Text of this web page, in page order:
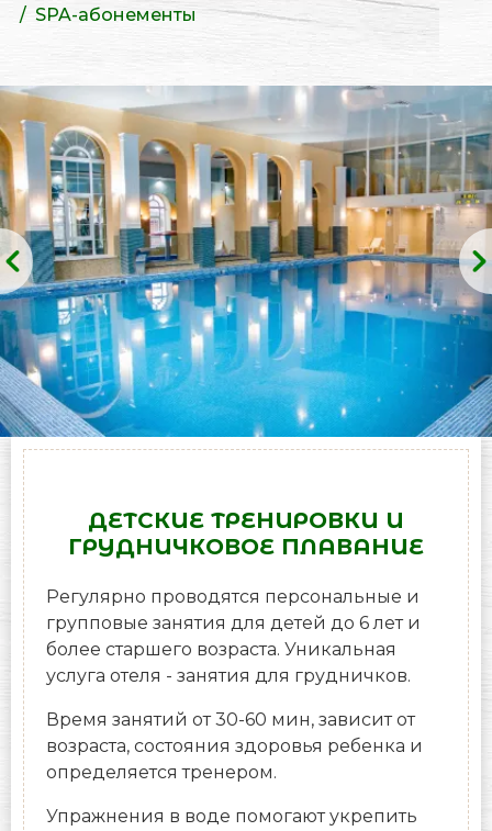
SPA-абонементы
ДЕТСКИЕ ТРЕНИРОВКИ И
ГРУДНИЧКОВОЕ ПЛАВАНИЕ
Регулярно проводятся персональные и
групповые занятия для детей до 6 лет и
более старшего возраста. Уникальная
услуга отеля - занятия для грудничков.
Время занятий от 30-60 мин, зависит от
возраста, состояния здоровья ребенка и
определяется тренером.
Упражнения в воде помогают укрепить